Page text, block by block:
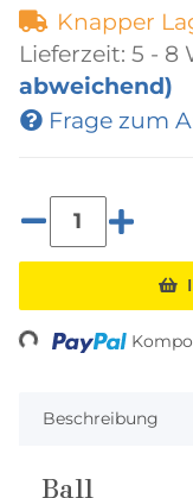
Knapper
Lieferzeit: 5 - 8
abweichend)
Frage zum
Loading...
Beschreibung
Ball